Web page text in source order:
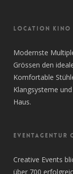
LOCATION KINO
Modernste
Grössen den
Komfortable
Klangsysteme
Haus.
EVENTAGENTUR
Creative Events
über 700